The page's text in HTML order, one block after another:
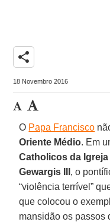
share
18 Novembro 2016
O Papa Francisco
Oriente Médio. Em
Catholicos da
Gewargis III , o
“violência terrível”
que colocou o
mansidão os passos